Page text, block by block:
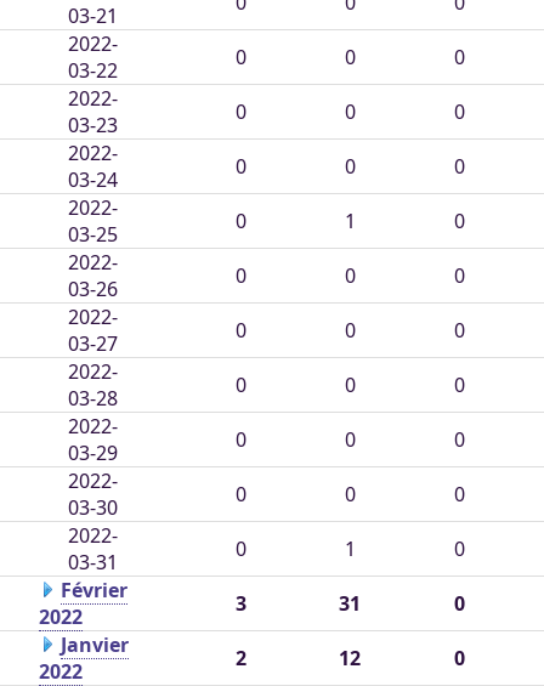
03-21
2022-
03-22
0 0
0
2022-
03-23
0 0
0
2022-
03-24
0 0
0
2022-
03-25
0 1
0
2022-
03-26
0 0
0
2022-
03-27
0 0
0
2022-
03-28
0 0
0
2022-
03-29
0 0
0
2022-
03-30
0 0
0
2022-
03-31
0 1
0
Février
2022
3 31
0
Janvier
2022
2 12
0